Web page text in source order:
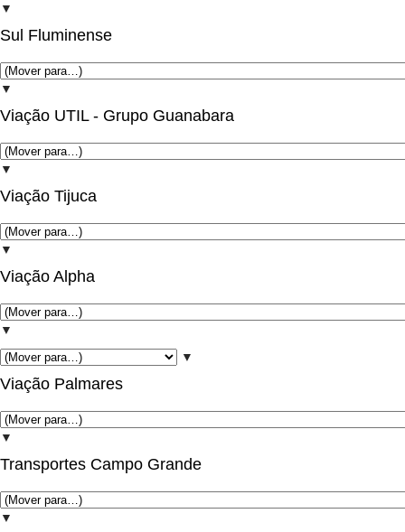
▼
Sul Fluminense
▼
Viação UTIL - Grupo Guanabara
▼
Viação Tijuca
▼
Viação Alpha
▼
▼
Viação Palmares
▼
Transportes Campo Grande
▼